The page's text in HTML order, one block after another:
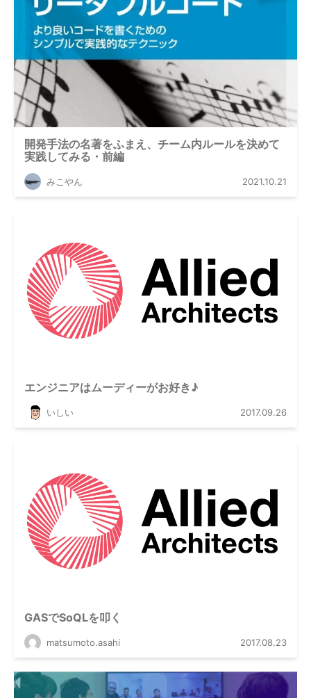
開発手法の名著をふまえ、チーム内ルールを決めて
実践してみる・前編
みこやん 2021.10.21
エンジニアはムーディーがお好き♪
いしい 2017.09.26
GASでSoQLを叩く
matsumoto.asahi 2017.08.23